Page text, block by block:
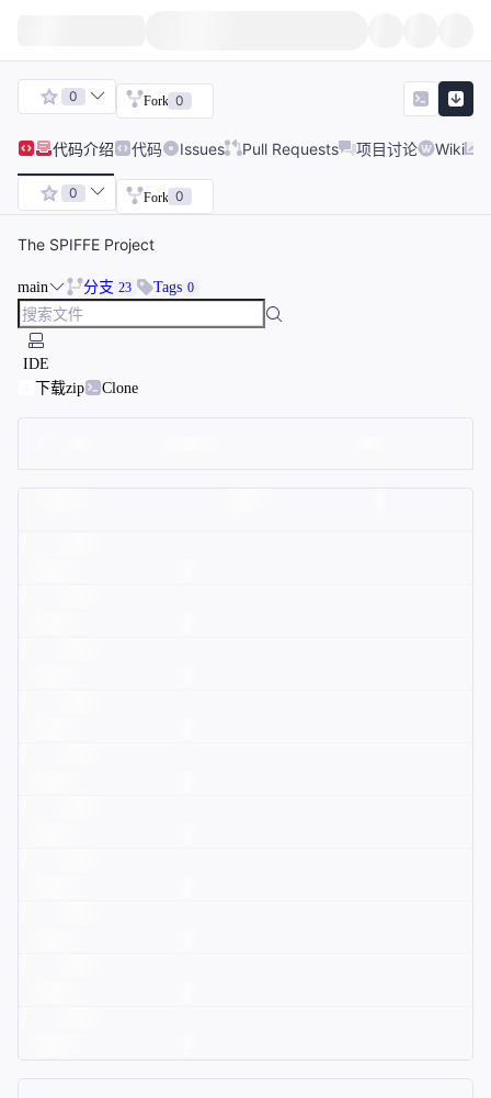
0 Fork 0
代码介绍 代码 Issues Pull Requests 项目讨论 Wiki
0 Fork 0
The SPIFFE Project
main 分支 23 Tags 0
IDE
下载zip
Clone